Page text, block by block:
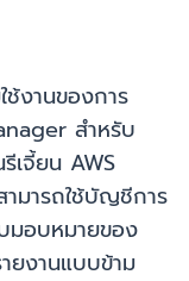
งานของการ
สำหรับ
เจี้ยน AWS
มารถใช้บัญชีการ
มอบหมายของ
ยงานแบบข้าม